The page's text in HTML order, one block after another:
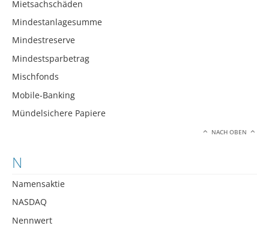
Mietsachschäden
Mindestanlagesumme
Mindestreserve
Mindestsparbetrag
Mischfonds
Mobile-Banking
Mündelsichere Papiere
NACH OBEN
N
Namensaktie
NASDAQ
Nennwert